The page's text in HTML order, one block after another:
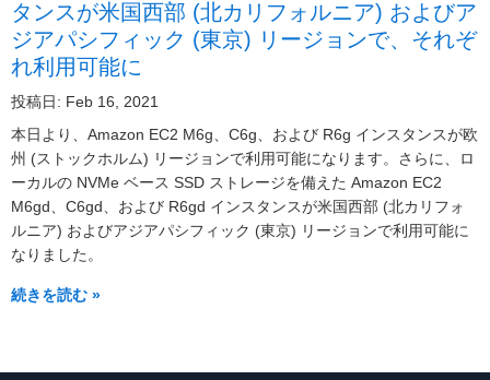
タンスが米国西部 (北カリフォルニア) およびア
ジアパシフィック (東京) リージョンで、それぞ
れ利用可能に
投稿日: Feb 16, 2021
本日より、Amazon EC2 M6g、C6g、および R6g インスタンスが欧
州 (ストックホルム) リージョンで利用可能になります。さらに、ロ
ーカルの NVMe ベース SSD ストレージを備えた Amazon EC2
M6gd、C6gd、および R6gd インスタンスが米国西部 (北カリフォ
ルニア) およびアジアパシフィック (東京) リージョンで利用可能に
なりました。
続きを読む »